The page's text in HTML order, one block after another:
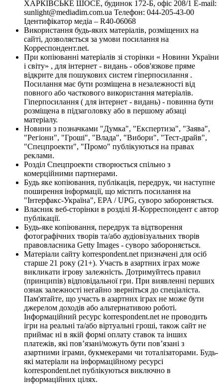
ХАРКІВСЬКЕ ШОСЕ, будинок 172-Б, офіс 208/1 E-mail:
sunlight@mediadim.com.ua Телефон: 044-205-43-00
Ідентифікатор медіа – R40-06068
Використання будь-яких матеріалів, розміщених на
сайті, дозволяється за умови посилання на
Корреспондент.net.
При копіюванні матеріалів зі сторінки « Новини України
і світу» , для інтернет - видань - обов'язкове пряме
відкрите для пошукових систем гіперпосилання .
Посилання має бути розміщена в незалежності від
повного або часткового використання матеріалів.
Гіперпосилання ( для інтернет - видань) - повинна бути
розміщена в підзаголовку або в першому абзаці
матеріалу.
Новини з позначками "Думка", "Експертиза", "Заява",
"Регіони", "Гроші", "Влада", "Вибори", "Тест-драйв",
"Спецпроекти", "Промо" публікуються на правах
реклами.
Розділ Спецпроекти створюється спільно з
комерційними партнерами.
Будь яке копіювання, публікація, передрук, чи наступне
поширення інформації, що містить посилання на
"Інтерфакс-Україна", EPA / UPG, суворо забороняється.
Власник веб-сторінки в розділі Я-Корреспондент є автор
публікації.
Будь-яке копіювання, передрук та відтворення
фотографічних творів та/або аудіовізуальних творів
правовласника Getty Images - суворо забороняється.
Матеріали сайту korrespondent.net призначені для осіб
старше 21 року (21+). Участь в азартних іграх може
викликати ігрову залежність. Дотримуйтесь правил
(принципів) відповідальної гри. При виявленні перших
ознак залежності негайно зверніться до спеціаліста.
Пам'ятайте, що участь в азартних іграх не може бути
джерелом доходів або альтернативою роботі.
Інформаційний ресурс korrespondent.net не проводить
ігри на реальні та/або віртуальні гроші, також сайт не
приймає ні в якій формі оплату ставок та інших
платежів, які пов’язані/можуть бути пов’язані з
азартними іграми, букмекерами чи тоталізаторами. Будь-
які матеріали на інформаційному ресурсі
korrespondent.net публікуються виключно в
інформаційних цілях.